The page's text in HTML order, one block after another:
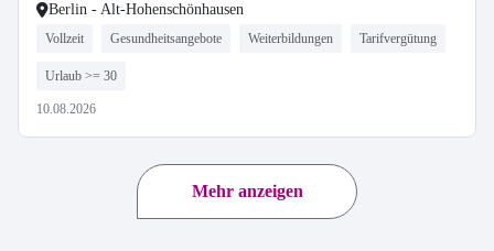
Berlin - Alt-Hohenschönhausen
Vollzeit Gesundheitsangebote Weiterbildungen Tarifvergütung
Urlaub >= 30
10.08.2026
Mehr anzeigen